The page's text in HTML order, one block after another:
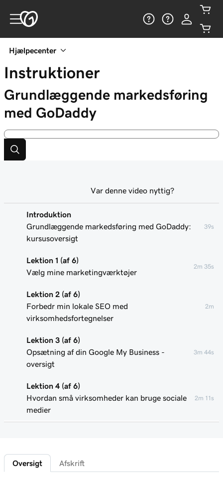
Hjælpecenter
Instruktioner
Grundlæggende markedsføring
med GoDaddy
Introduktion
Grundlæggende markedsføring med GoDaddy:
kursusoversigt
39s
Lektion 1 (af 6)
Vælg mine marketingværktøjer
2m 35s
Lektion 2 (af 6)
Forbedr min lokale SEO med
virksomhedsfortegnelser
2m
Lektion 3 (af 6)
Opsætning af din Google My Business -
oversigt
3m 44s
Lektion 4 (af 6)
Hvordan små virksomheder kan bruge sociale
medier
2m 11s
Lektion 6 (af 6)
Var denne video nyttig?
Oversigt Afskrift